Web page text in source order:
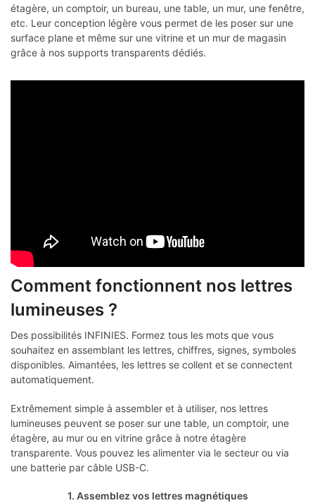
étagère, un comptoir, un bureau, une table, un mur, une fenêtre,
etc. Leur conception légère vous permet de les poser sur une
surface plane et même sur une vitrine et un mur de magasin
grâce à nos supports transparents dédiés.
Comment fonctionnent nos lettres
lumineuses ?
Des possibilités INFINIES. Formez tous les mots que vous
souhaitez en assemblant les lettres, chiffres, signes, symboles
disponibles. Aimantées, les lettres se collent et se connectent
automatiquement.
Extrêmement simple à assembler et à utiliser, nos lettres
lumineuses peuvent se poser sur une table, un comptoir, une
étagère, au mur ou en vitrine grâce à notre étagère
transparente. Vous pouvez les alimenter via le secteur ou via
une batterie par câble USB-C.
1. Assemblez vos lettres magnétiques